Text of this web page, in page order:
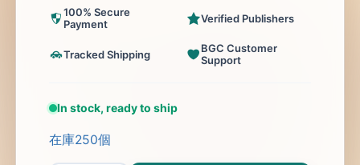
100% Secure
Payment
Verified Publishers
Tracked Shipping
BGC Customer
Support
In stock, ready to ship
在庫250個